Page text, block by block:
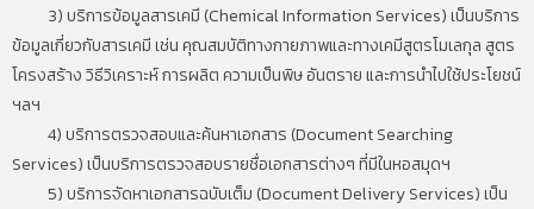
3) บริการข้อมูลสารเคมี (Chemical Information Services) เป็นบริการ
ข้อมูลเกี่ยวกับสารเคมี เช่น คุณสมบัติทางกายภาพและทางเคมีสูตรโมเลกุล สูตร
โครงสร้าง วิธีวิเคราะห์ การผลิต ความเป็นพิษ อันตราย และการนำไปใช้ประโยชน์
ฯลฯ
4) บริการตรวจสอบและค้นหาเอกสาร (Document Searching
Services) เป็นบริการตรวจสอบรายชื่อเอกสารต่างๆ ที่มีในหอสมุดฯ
5) บริการจัดหาเอกสารฉบับเต็ม (Document Delivery Services) เป็น